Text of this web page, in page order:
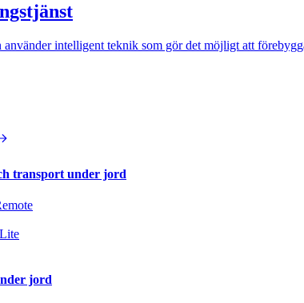
använder intelligent teknik som gör det möjligt att
transport under jord
jord